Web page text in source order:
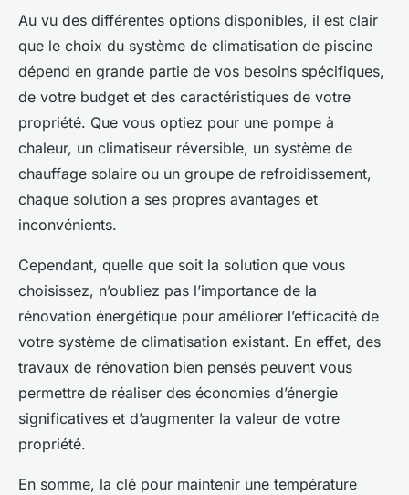
Au vu des différentes options disponibles, il est clair
que le choix du système de climatisation de piscine
dépend en grande partie de vos besoins spécifiques,
de votre budget et des caractéristiques de votre
propriété. Que vous optiez pour une pompe à
chaleur, un climatiseur réversible, un système de
chauffage solaire ou un groupe de refroidissement,
chaque solution a ses propres avantages et
inconvénients.
Cependant, quelle que soit la solution que vous
choisissez, n’oubliez pas l’importance de la
rénovation énergétique pour améliorer l’efficacité de
votre système de climatisation existant. En effet, des
travaux de rénovation bien pensés peuvent vous
permettre de réaliser des économies d’énergie
significatives et d’augmenter la valeur de votre
propriété.
En somme, la clé pour maintenir une température